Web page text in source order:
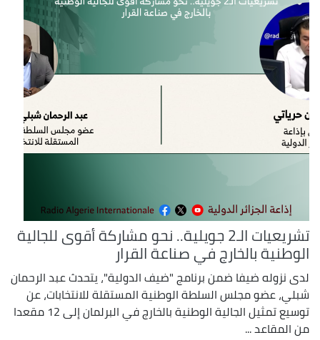
تشريعيات الـ2 جويلية.. نحو مشاركة أقوى للجالية
الوطنية بالخارج في صناعة القرار
لدى نزوله ضيفا ضمن برنامج "ضيف الدولية"، يتحدث عبد الرحمان
شبلي، عضو مجلس السلطة الوطنية المستقلة للانتخابات، عن
توسيع تمثيل الجالية الوطنية بالخارج في البرلمان إلى 12 مقعدا
من المقاعد ...